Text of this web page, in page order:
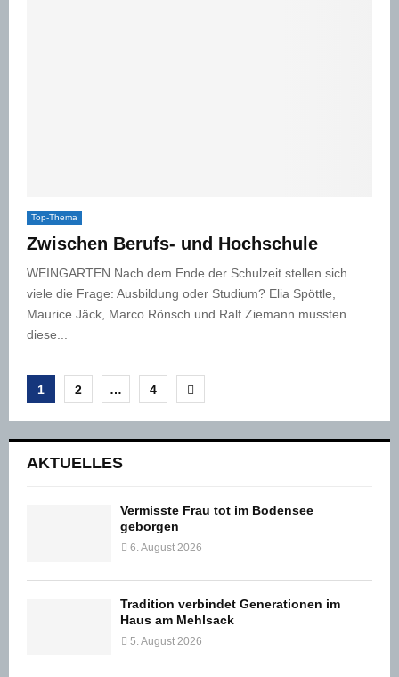
Top-Thema
Zwischen Berufs- und Hochschule
WEINGARTEN Nach dem Ende der Schulzeit stellen sich
viele die Frage: Ausbildung oder Studium? Elia Spöttle,
Maurice Jäck, Marco Rönsch und Ralf Ziemann mussten
diese...
Seitennummerierung
der
Beiträge
1 2 … 4
AKTUELLES
Vermisste Frau tot im Bodensee
geborgen
6. August 2026
Tradition verbindet Generationen im
Haus am Mehlsack
5. August 2026